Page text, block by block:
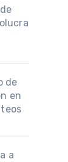
de
en
a